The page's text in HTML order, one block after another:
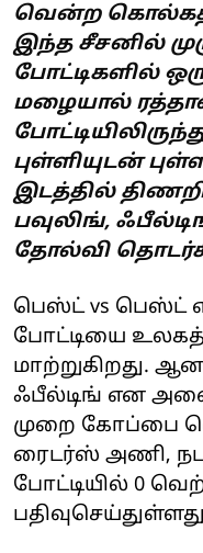
வென்ற
இந்த சீசனில்
போட்டிகளில்
மழையால்
புள்ளியுடன்
இடத்தில் திணறி
பவுலிங்,
தோல்வி
பெஸ்ட் vs பெஸ்ட்
போட்டியை
மாற்றுகிறது.
ஃபீல்டிங் என
முறை கோப்பை
ரைடர்ஸ் அணி,
போட்டியில் 0